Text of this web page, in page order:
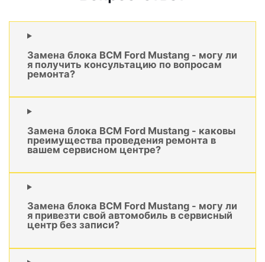
Замена блока BCM Ford Mustang - могу ли
я получить консультацию по вопросам
ремонта?
Замена блока BCM Ford Mustang - каковы
преимущества проведения ремонта в
вашем сервисном центре?
Замена блока BCM Ford Mustang - могу ли
я привезти свой автомобиль в сервисный
центр без записи?